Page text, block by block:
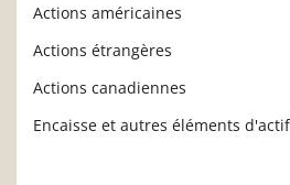
Actions américaines
Actions étrangères
Actions canadiennes
Encaisse et autres éléments